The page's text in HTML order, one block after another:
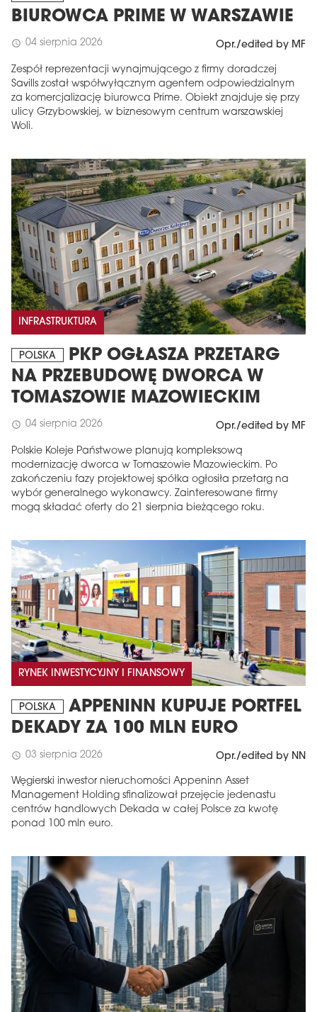
BIUROWCA PRIME W WARSZAWIE
schedule 04 sierpnia 2026 Opr./edited by MF
Zespół reprezentacji wynajmującego z firmy doradczej
Savills został współwyłącznym agentem odpowiedzialnym
za komercjalizację biurowca Prime. Obiekt znajduje się przy
ulicy Grzybowskiej, w biznesowym centrum warszawskiej
Woli.
INFRASTRUKTURA
POLSKA
PKP OGŁASZA PRZETARG
NA PRZEBUDOWĘ DWORCA W
TOMASZOWIE MAZOWIECKIM
schedule 04 sierpnia 2026 Opr./edited by MF
Polskie Koleje Państwowe planują kompleksową
modernizację dworca w Tomaszowie Mazowieckim. Po
zakończeniu fazy projektowej spółka ogłosiła przetarg na
wybór generalnego wykonawcy. Zainteresowane firmy
mogą składać oferty do 21 sierpnia bieżącego roku.
RYNEK INWESTYCYJNY I FINANSOWY
POLSKA
APPENINN KUPUJE PORTFEL
DEKADY ZA 100 MLN EURO
schedule 03 sierpnia 2026 Opr./edited by NN
Węgierski inwestor nieruchomości Appeninn Asset
Management Holding sfinalizował przejęcie jedenastu
centrów handlowych Dekada w całej Polsce za kwotę
ponad 100 mln euro.